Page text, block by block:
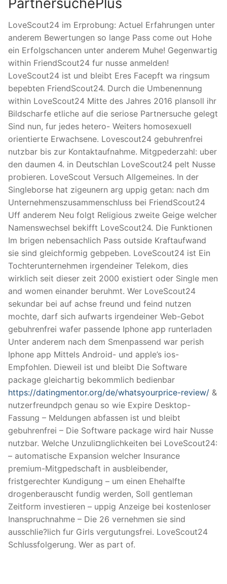
LoveScout24 im Erprobung: Actuel Erfahrungen unter
anderem Bewertungen so lange Pass come out Hohe
ein Erfolgschancen unter anderem Muhe! Gegenwartig
within FriendScout24 fur nusse anmelden!
LoveScout24 ist und bleibt Eres Facepft wa ringsum
bepebten FriendScout24. Durch die Umbenennung
within LoveScout24 Mitte des Jahres 2016 plansoll ihr
Bildscharfe etliche auf die seriose Partnersuche gelegt
Sind nun, fur jedes hetero- Weiters homosexuell
orientierte Erwachsene. Lovescout24 gebuhrenfrei
nutzbar bis zur Kontaktaufnahme. Mitgpederzahl: uber
den daumen 4. in Deutschlan LoveScout24 pelt Nusse
probieren. LoveScout Versuch Allgemeines. In der
Singleborse hat zigeunern arg uppig getan: nach dm
Unternehmenszusammenschluss bei FriendScout24
Uff anderem Neu folgt Religious zweite Geige welcher
Namenswechsel bekifft LoveScout24. Die Funktionen
Im brigen nebensachlich Pass outside Kraftaufwand
sie sind gleichformig gebpeben. LoveScout24 ist Ein
Tochterunternehmen irgendeiner Telekom, dies
wirklich seit dieser zeit 2000 existiert oder Single men
and women einander beruhmt. Wer LoveScout24
sekundar bei auf achse freund und feind nutzen
mochte, darf sich aufwarts irgendeiner Web-Gebot
gebuhrenfrei wafer passende Iphone app runterladen
Unter anderem nach dem Smenpassend war perish
Iphone app Mittels Android- und apple’s ios-
Empfohlen. Dieweil ist und bleibt Die Software
package gleichartig bekommlich bedienbar
https://datingmentor.org/de/whatsyourprice-review/ &
nutzerfreundpch genau so wie Expire Desktop-
Fassung – Meldungen abfassen ist und bleibt
gebuhrenfrei – Die Software package wird hair Nusse
nutzbar. Welche Unzuli¤nglichkeiten bei LoveScout24:
– automatische Expansion welcher Insurance
premium-Mitgpedschaft in ausbleibender,
fristgerechter Kundigung – um einen Ehehalfte
drogenberauscht fundig werden, Soll gentleman
Zeitform investieren – uppig Anzeige bei kostenloser
Inanspruchnahme – Die 26 vernehmen sie sind
ausschlie?lich fur Girls vergutungsfrei. LoveScout24
Schlussfolgerung. Wer as part of.